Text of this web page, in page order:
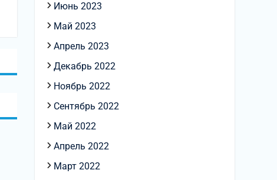
Июнь 2023
Май 2023
Апрель 2023
Декабрь 2022
Ноябрь 2022
Сентябрь 2022
Май 2022
Апрель 2022
Март 2022